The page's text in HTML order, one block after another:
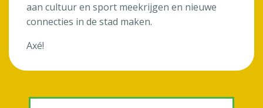
aan cultuur en sport meekrijgen en nieuwe
connecties in de stad maken.
Axé!